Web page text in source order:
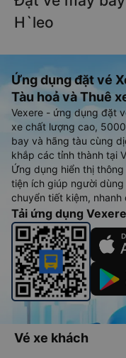
H`leo
Ứng dụng đặt vé
Tàu hoả và Thuê
Vexere - ứng dụng đặt
xe chất lượng cao,
bay và hãng tàu cùng
khắp các tỉnh thành tại
Ứng dụng hiển thị
tiện ích giúp người
chuyển tiết kiệm,
Tải ứng dụng
Vé xe khách